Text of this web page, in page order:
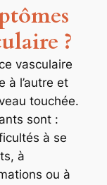
?
vasculaire
à l’autre et
touchée.
sont :
à se
à
ou à